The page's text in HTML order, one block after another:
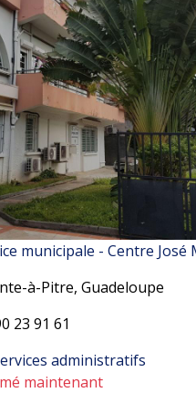
municipale - Centre José
à-Pitre, Guadeloupe
23 91 61
administratifs
maintenant